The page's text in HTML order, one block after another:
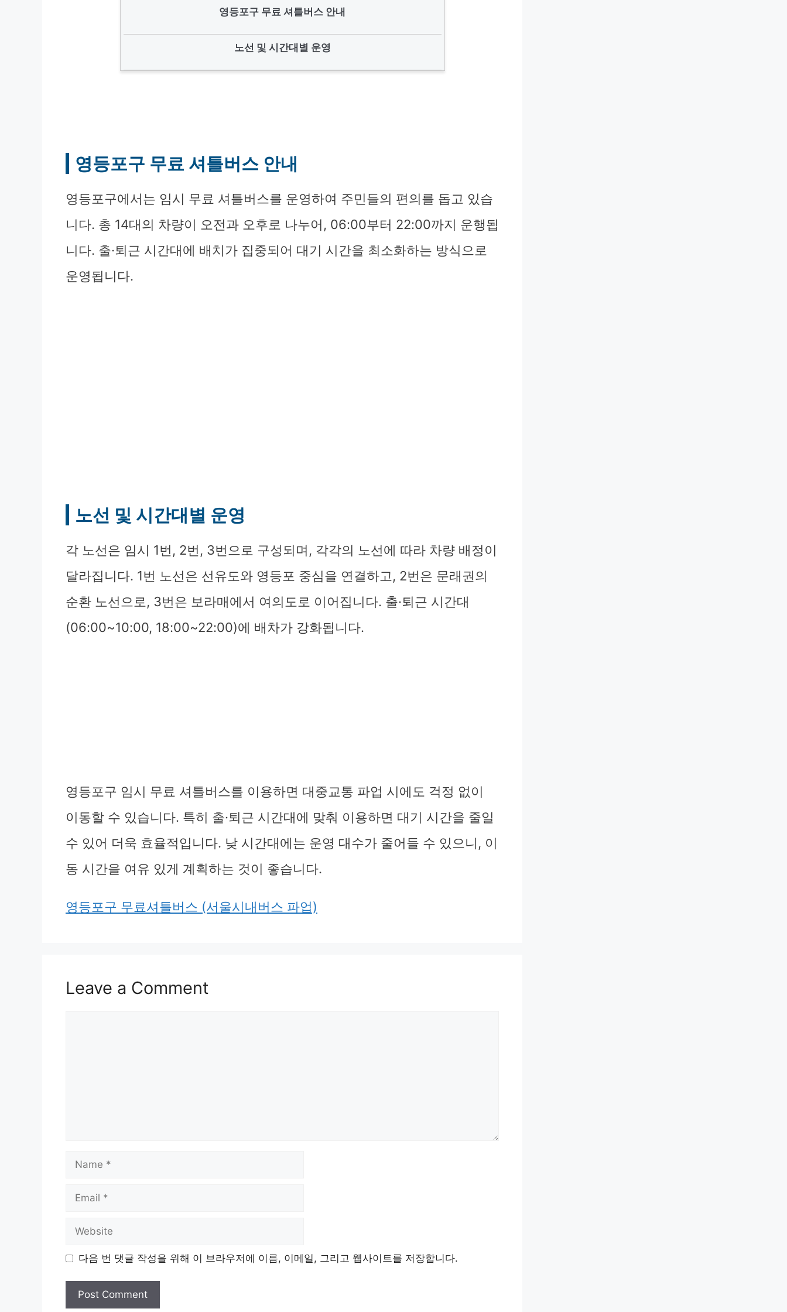
영등포구 무료 셔틀버스 안내
노선 및 시간대별 운영
영등포구 무료 셔틀버스 안내
영등포구에서는 임시 무료 셔틀버스를 운영하여 주민들의 편의를 돕고 있습
니다. 총 14대의 차량이 오전과 오후로 나누어, 06:00부터 22:00까지 운행됩
니다. 출·퇴근 시간대에 배치가 집중되어 대기 시간을 최소화하는 방식으로
운영됩니다.
노선 및 시간대별 운영
각 노선은 임시 1번, 2번, 3번으로 구성되며, 각각의 노선에 따라 차량 배정이
달라집니다. 1번 노선은 선유도와 영등포 중심을 연결하고, 2번은 문래권의
순환 노선으로, 3번은 보라매에서 여의도로 이어집니다. 출·퇴근 시간대
(06:00~10:00, 18:00~22:00)에 배차가 강화됩니다.
영등포구 임시 무료 셔틀버스를 이용하면 대중교통 파업 시에도 걱정 없이
이동할 수 있습니다. 특히 출·퇴근 시간대에 맞춰 이용하면 대기 시간을 줄일
수 있어 더욱 효율적입니다. 낮 시간대에는 운영 대수가 줄어들 수 있으니, 이
동 시간을 여유 있게 계획하는 것이 좋습니다.
영등포구 무료셔틀버스 (서울시내버스 파업)
Leave a Comment
Name
Email
Website
다음 번 댓글 작성을 위해 이 브라우저에 이름, 이메일, 그리고 웹사이트를 저장합니다.